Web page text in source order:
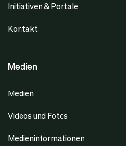
Initiativen & Portale
Kontakt
Medien
Medien
Videos und Fotos
Medieninformationen